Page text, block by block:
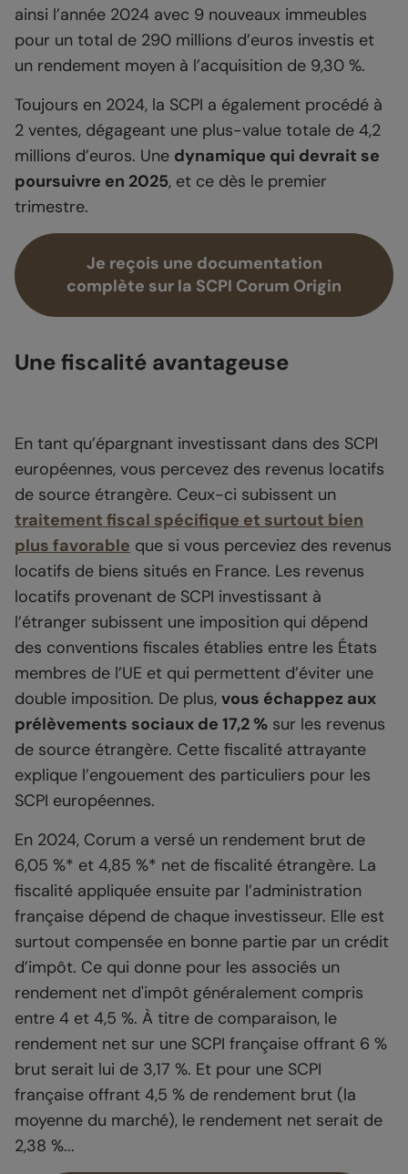
ainsi l’année 2024 avec 9 nouveaux immeubles
pour un total de 290 millions d’euros investis et
un rendement moyen à l’acquisition de 9,30 %.
Toujours en 2024, la SCPI a également procédé à
2 ventes, dégageant une plus-value totale de 4,2
millions d’euros. Une dynamique qui devrait se
poursuivre en 2025, et ce dès le premier
trimestre.
Je reçois une documentation
complète sur la SCPI Corum Origin
Une fiscalité avantageuse
En tant qu’épargnant investissant dans des SCPI
européennes, vous percevez des revenus locatifs
de source étrangère. Ceux-ci subissent un
traitement fiscal spécifique et surtout bien
plus favorable que si vous perceviez des revenus
locatifs de biens situés en France. Les revenus
locatifs provenant de SCPI investissant à
l’étranger subissent une imposition qui dépend
des conventions fiscales établies entre les États
membres de l’UE et qui permettent d’éviter une
double imposition. De plus, vous échappez aux
prélèvements sociaux de 17,2 % sur les revenus
de source étrangère. Cette fiscalité attrayante
explique l’engouement des particuliers pour les
SCPI européennes.
En 2024, Corum a versé un rendement brut de
6,05 %* et 4,85 %* net de fiscalité étrangère. La
fiscalité appliquée ensuite par l’administration
française dépend de chaque investisseur. Elle est
surtout compensée en bonne partie par un crédit
d’impôt. Ce qui donne pour les associés un
rendement net d'impôt généralement compris
entre 4 et 4,5 %. À titre de comparaison, le
rendement net sur une SCPI française offrant 6 %
brut serait lui de 3,17 %. Et pour une SCPI
française offrant 4,5 % de rendement brut (la
moyenne du marché), le rendement net serait de
2,38 %...